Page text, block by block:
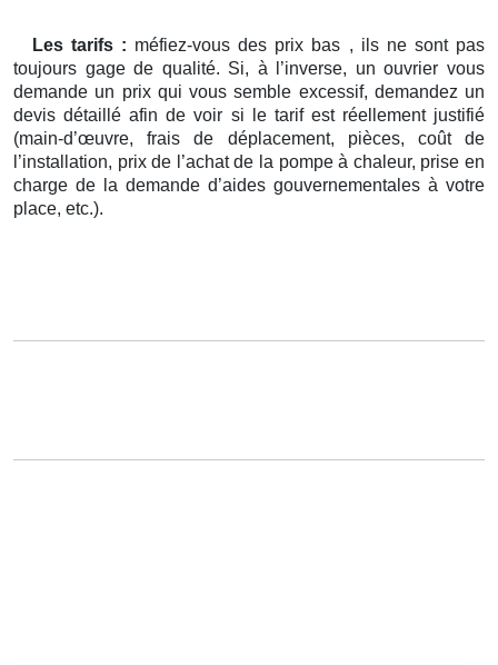
Les tarifs : méfiez-vous des prix bas , ils ne sont pas
toujours gage de qualité. Si, à l’inverse, un ouvrier vous
demande un prix qui vous semble excessif, demandez un
devis détaillé afin de voir si le tarif est réellement justifié
(main-d’œuvre, frais de déplacement, pièces, coût de
l’installation, prix de l’achat de la pompe à chaleur, prise en
charge de la demande d’aides gouvernementales à votre
place, etc.).